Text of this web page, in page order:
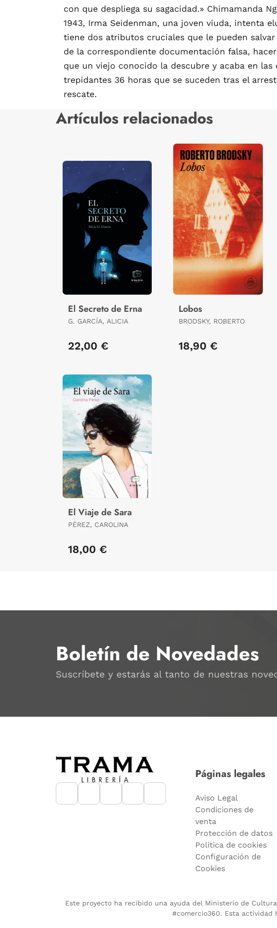
con que despliega su sagacidad.» Chimamanda
1943, Irma Seidenman, una joven viuda, intenta
tiene dos atributos cruciales que le pueden
de la correspondiente documentación falsa,
que un viejo conocido la descubre y acaba en
trepidantes 36 horas que se suceden tras el
rescate.
Artículos relacionados
El Secreto de Erna
G. GARCÍA, ALICIA
22,00 €
Lobos
BRODSKY, ROBERTO
18,90 €
El Viaje de Sara
PÉREZ, CAROLINA
18,00 €
Boletín de Novedades
Suscríbete y estarás al tanto de nuestras
Páginas legales
Aviso Legal
Condiciones de
venta
Protección de datos
Política de cookies
Configuración de
Cookies
Este proyecto ha recibido una ayuda del Ministerio de
#comercio360. Esta actividad